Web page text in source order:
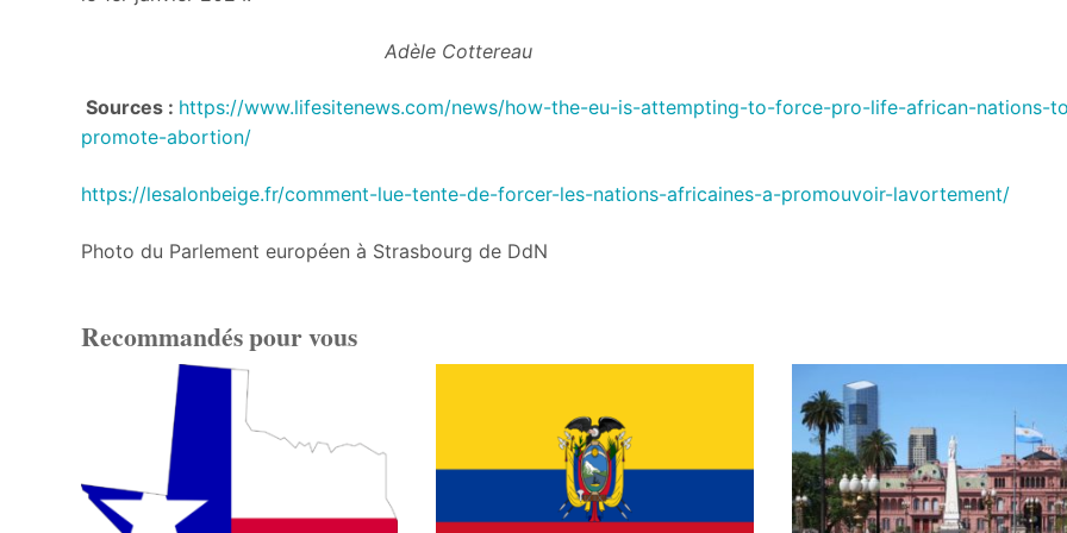
Adèle Cottereau
Sources : https://www.lifesitenews.com/news/how-the-eu-is-attempting-to-force-pro-life-african-nations-
promote-abortion/
https://lesalonbeige.fr/comment-lue-tente-de-forcer-les-nations-africaines-a-promouvoir-lavortement/
Photo du Parlement européen à Strasbourg de DdN
Recommandés pour vous